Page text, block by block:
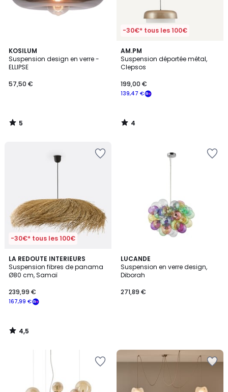
KOSILUM
Suspension design en verre -
ELLIPSE
57,50 €
5
/
5
5
/
-30€* tous les 100€
AM.PM
Suspension déportée métal,
Clepsos
139,47 €
199,00 €
4
/
5
4
/
-30€* tous les 100€
LA REDOUTE INTERIEURS
Suspension fibres de panama
Ø80 cm, Samaï
167,99 €
239,99 €
4,5
/ 5
4,5
/
LUCANDE
Suspension en verre design,
Diborah
271,89 €